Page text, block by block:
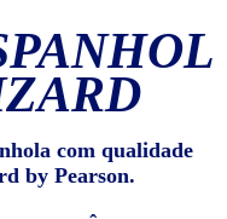
com qualidade
by Pearson.